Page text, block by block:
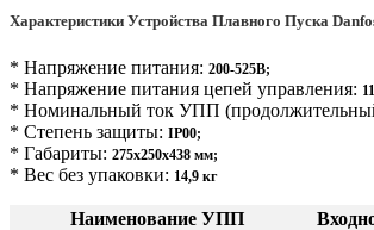
Характеристики Устройства Плавного Пуска
* Напряжение питания: 200-525В;
* Напряжение питания цепей управления:
* Номинальный ток УПП
* Степень защиты: IP00;
* Габариты: 275х250х438 мм;
* Вес без упаковки: 14,9 кг
Наименование УПП